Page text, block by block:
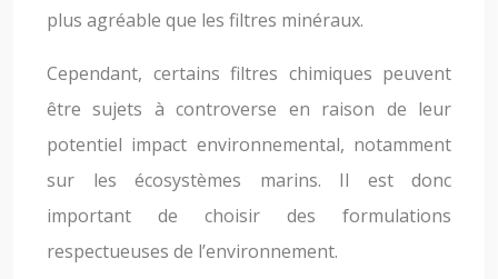
plus agréable que les filtres minéraux.
Cependant, certains filtres chimiques peuvent
être sujets à controverse en raison de leur
potentiel impact environnemental, notamment
sur les écosystèmes marins. Il est donc
important de choisir des formulations
respectueuses de l’environnement.